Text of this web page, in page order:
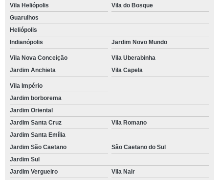
Vila Heliópolis
Vila do Bosque
Guarulhos
Heliópolis
Indianópolis
Jardim Novo Mundo
Vila Nova Conceição
Vila Uberabinha
Jardim Anchieta
Vila Capela
Vila Império
Jardim borborema
Jardim Oriental
Jardim Santa Cruz
Vila Romano
Jardim Santa Emília
Jardim São Caetano
São Caetano do Sul
Jardim Sul
Jardim Vergueiro
Vila Nair